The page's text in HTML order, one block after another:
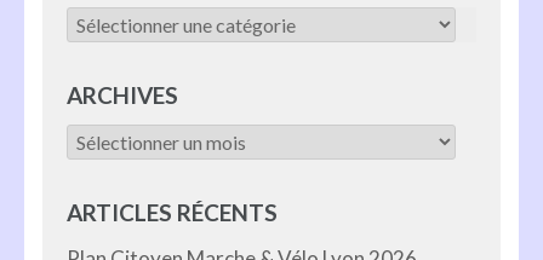
Catégories
ARCHIVES
Archives
ARTICLES RÉCENTS